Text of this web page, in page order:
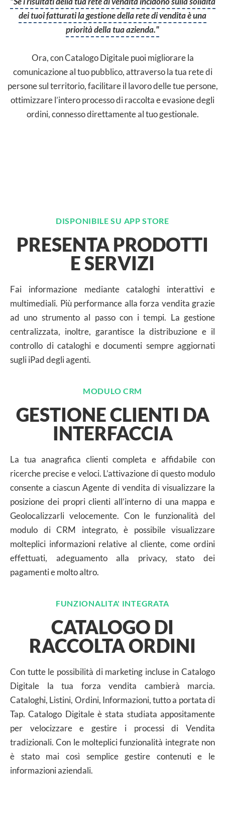
dei tuoi fatturati la gestione della rete di vendita è una
priorità della tua azienda."
Ora, con Catalogo Digitale puoi migliorare la
comunicazione al tuo pubblico, attraverso la tua rete di
persone sul territorio, facilitare il lavoro delle tue persone,
ottimizzare l’intero processo di raccolta e evasione degli
ordini, connesso direttamente al tuo gestionale.
DISPONIBILE SU APP STORE
PRESENTA PRODOTTI
E SERVIZI
Fai informazione mediante cataloghi interattivi e
multimediali. Più performance alla forza vendita grazie
ad uno strumento al passo con i tempi. La gestione
centralizzata, inoltre, garantisce la distribuzione e il
controllo di cataloghi e documenti sempre aggiornati
sugli iPad degli agenti.
MODULO CRM
GESTIONE CLIENTI DA
INTERFACCIA
La tua anagrafica clienti completa e affidabile con
ricerche precise e veloci. L’attivazione di questo modulo
consente a ciascun Agente di vendita di visualizzare la
posizione dei propri clienti all’interno di una mappa e
Geolocalizzarli velocemente. Con le funzionalità del
modulo di CRM integrato, è possibile visualizzare
molteplici informazioni relative al cliente, come ordini
effettuati, adeguamento alla privacy, stato dei
pagamenti e molto altro.
FUNZIONALITA' INTEGRATA
CATALOGO DI
RACCOLTA ORDINI
Con tutte le possibilità di marketing incluse in Catalogo
Digitale la tua forza vendita cambierà marcia.
Cataloghi, Listini, Ordini, Informazioni, tutto a portata di
Tap. Catalogo Digitale è stata studiata appositamente
per velocizzare e gestire i processi di Vendita
tradizionali. Con le molteplici funzionalità integrate non
è stato mai così semplice gestire contenuti e le
informazioni aziendali.